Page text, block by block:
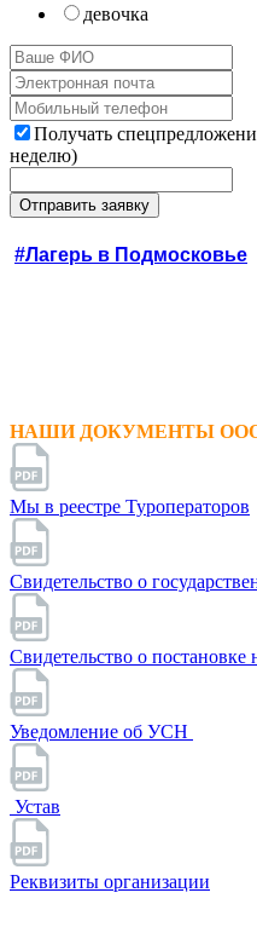
девочка
Получать
неделю)
#Лагерь в Подмосковье
НАШИ ДОКУМЕНТЫ
Мы в реестре Туроператоров
Свидетельство о
Свидетельство о постановке
Уведомление об УСН
Устав
Реквизиты организации